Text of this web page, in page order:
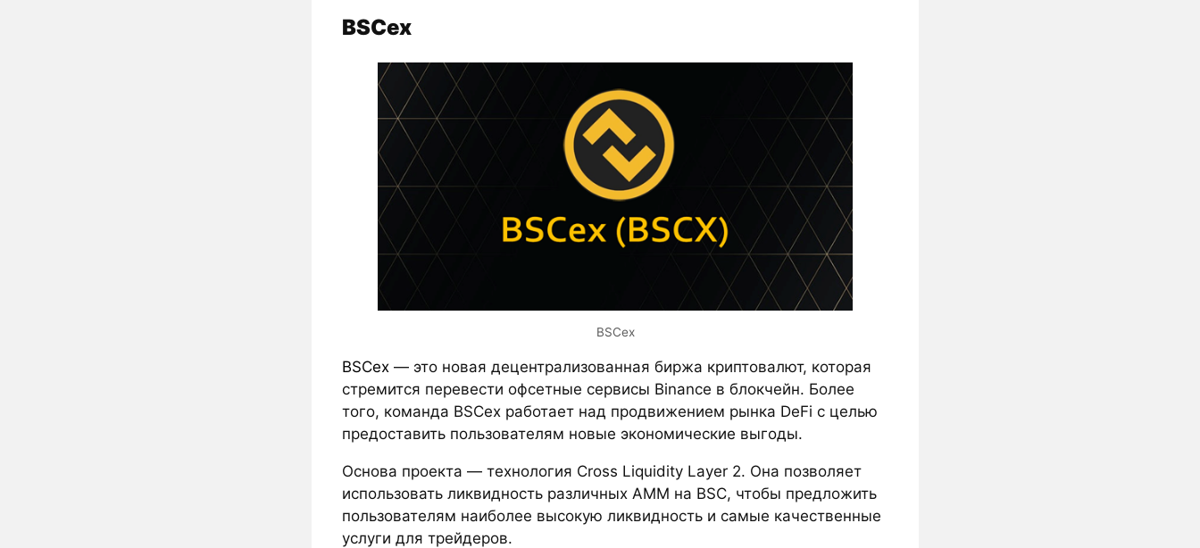
BSCex
BSCex
BSCex — это новая децентрализованная биржа криптовалют, которая
стремится перевести офсетные сервисы Binance в блокчейн. Более
того, команда BSCex работает над продвижением рынка DeFi с целью
предоставить пользователям новые экономические выгоды.
Основа проекта — технология Cross Liquidity Layer 2. Она позволяет
использовать ликвидность различных AMM на BSC, чтобы предложить
пользователям наиболее высокую ликвидность и самые качественные
услуги для трейдеров.